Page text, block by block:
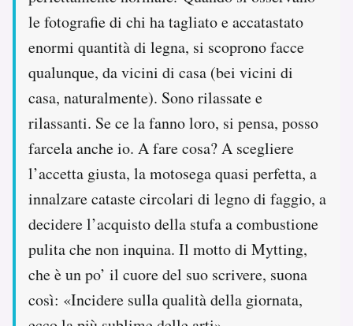
le fotografie di chi ha tagliato e accatastato
enormi quantità di legna, si scoprono facce
qualunque, da vicini di casa (bei vicini di
casa, naturalmente). Sono rilassate e
rilassanti. Se ce la fanno loro, si pensa, posso
farcela anche io. A fare cosa? A scegliere
l’accetta giusta, la motosega quasi perfetta, a
innalzare cataste circolari di legno di faggio, a
decidere l’acquisto della stufa a combustione
pulita che non inquina. Il motto di Mytting,
che è un po’ il cuore del suo scrivere, suona
così: «Incidere sulla qualità della giornata,